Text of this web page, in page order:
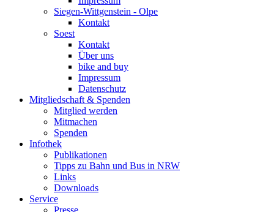
Siegen-Wittgenstein - Olpe
Kontakt
Soest
Kontakt
Über uns
bike and buy
Impressum
Datenschutz
Mitgliedschaft & Spenden
Mitglied werden
Mitmachen
Spenden
Infothek
Publikationen
Tipps zu Bahn und Bus in NRW
Links
Downloads
Service
Presse